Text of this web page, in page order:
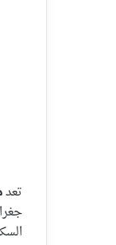
تعد